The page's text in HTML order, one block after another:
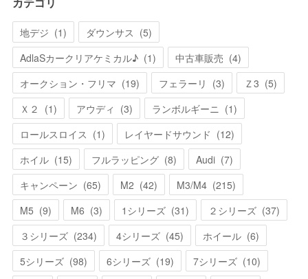
カテゴリ
地デジ (1) ダウンサス (5)
AdlaSカークリアケミカル♪ (1) 中古車販売 (4)
オークション・フリマ (19) フェラーリ (3) Ｚ3 (5)
Ｘ２ (1) アウディ (3) ランボルギーニ (1)
ロールスロイス (1) レイヤードサウンド (12)
ホイル (15) フルラッピング (8) Audi (7)
キャンペーン (65) M2 (42) M3/M4 (215)
M5 (9) M6 (3) 1シリーズ (31) ２シリーズ (37)
３シリーズ (234) 4シリーズ (45) ホイール (6)
5シリーズ (98) 6シリーズ (19) 7シリーズ (10)